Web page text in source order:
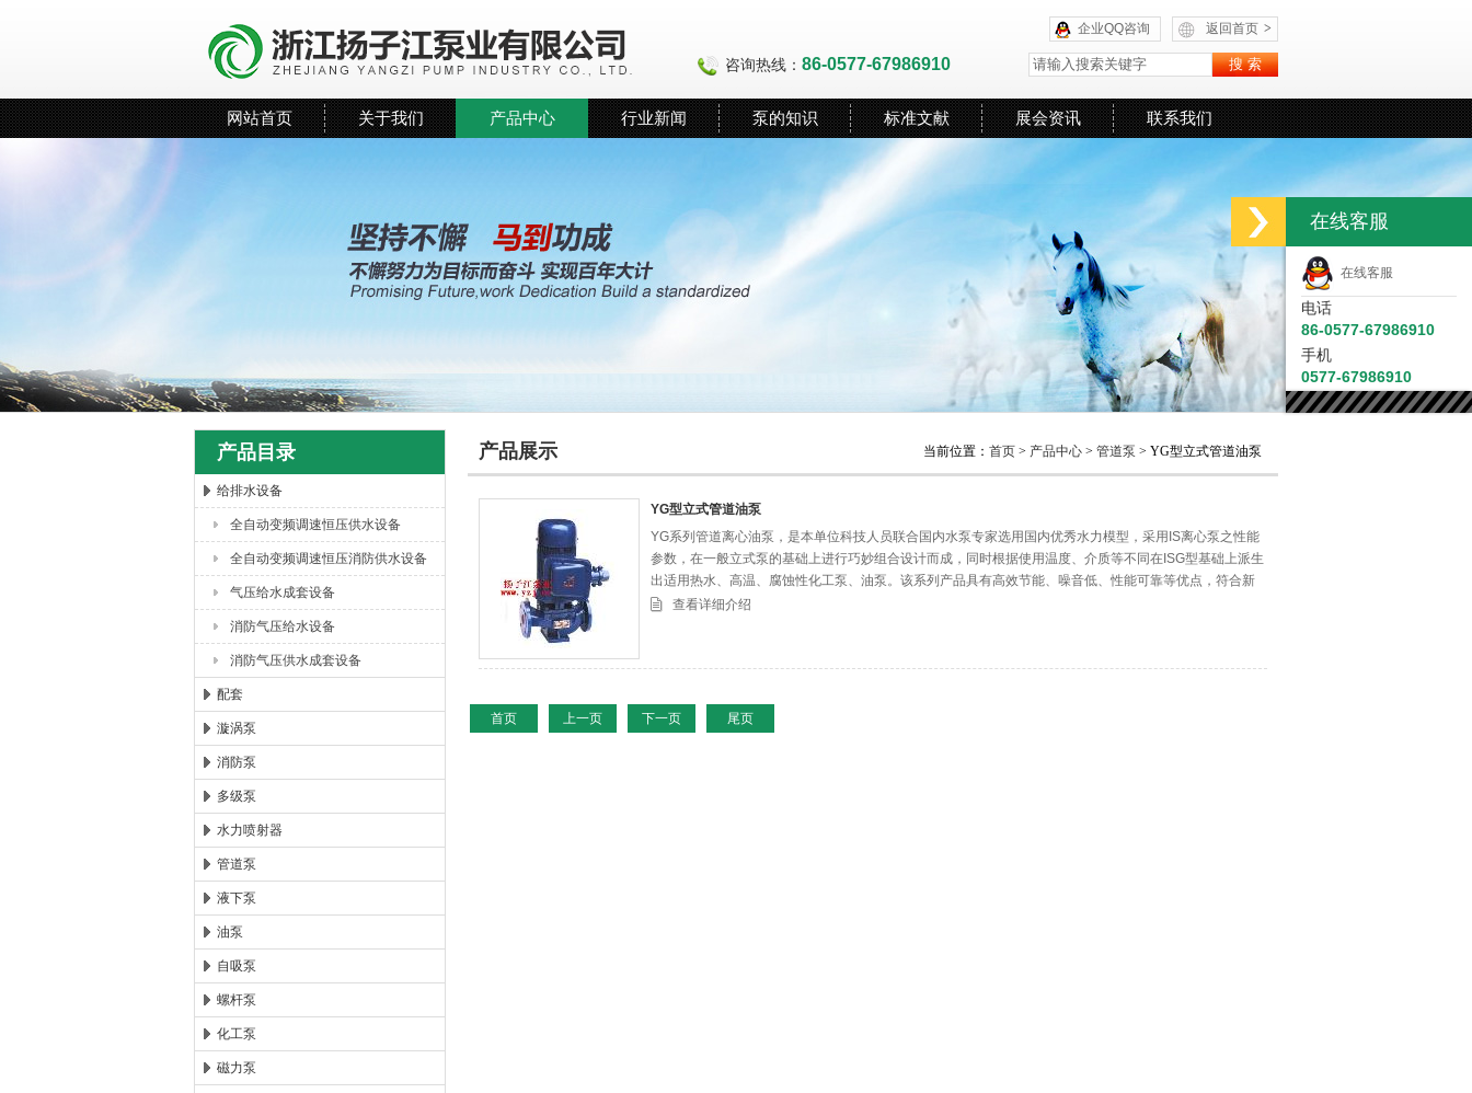
浙江扬子江泵业有限公司
返回首页 >
企业QQ咨询
咨询热线： 86-0577-67986910
网站首页 关于我们 产品中心 行业新闻 泵的知识 标准文献 展会资讯 联系我们
产品目录
给排水设备
全自动变频调速恒压供水设备
全自动变频调速恒压消防供水设备
气压给水成套设备
消防气压给水设备
消防气压供水成套设备
配套
漩涡泵
消防泵
多级泵
水力喷射器
管道泵
液下泵
油泵
自吸泵
螺杆泵
化工泵
磁力泵
产品展示 当前位置： 首页 > 产品中心 > 管道泵 > YG型立式管道油泵
YG型立式管道油泵
YG系列管道离心油泵，是本单位科技人员联合国内水泵专家选用国内优秀水力模型，采用IS离心泵之性能
参数，在一般立式泵的基础上进行巧妙组合设计而成，同时根据使用温度、介质等不同在ISG型基础上派生
出适用热水、高温、腐蚀性化工泵、油泵。该系列产品具有高效节能、噪音低、性能可靠等优点，符合新
国家机械部JB/T53058-93的标准要求，产品按国际ISO2858标准设计制造，93年通过国家机械工业部管道
查看详细介绍
首页 上一页 下一页 尾页
在线客服
在线客服
电话
86-0577-67986910
手机
0577-67986910